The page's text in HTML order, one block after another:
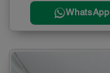
WhatsApp